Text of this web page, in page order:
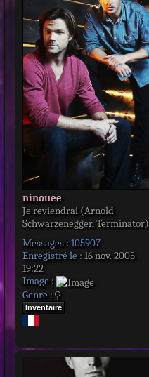
ninouee
Je reviendrai (Arnold
Schwarzenegger, Terminator)
Messages : 105907
Enregistré le : 16 nov. 2005
19:22
Image :
Genre :
Inventaire